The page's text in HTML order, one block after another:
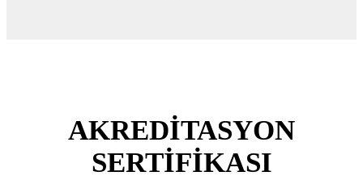
AKREDİTASYON
SERTİFİKASI